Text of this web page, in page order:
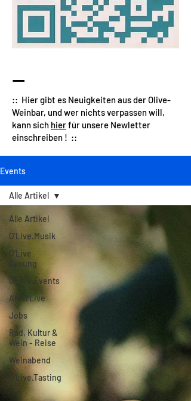
—
:: Hier gibt es Neuigkeiten aus der Olive-
Weinbar, und wer nichts verpassen will,
kann sich hierfür unsere Newletter
einschreiben ! ::
Events
Alle Artikel
O'Live.Musik
O'Live
Lesung
O'Live.Events
Art.O'Live
Jobs
Rad, Kultur &
Wein - Reise
Weinabend
O'Live.Tasting
Alle Artikel